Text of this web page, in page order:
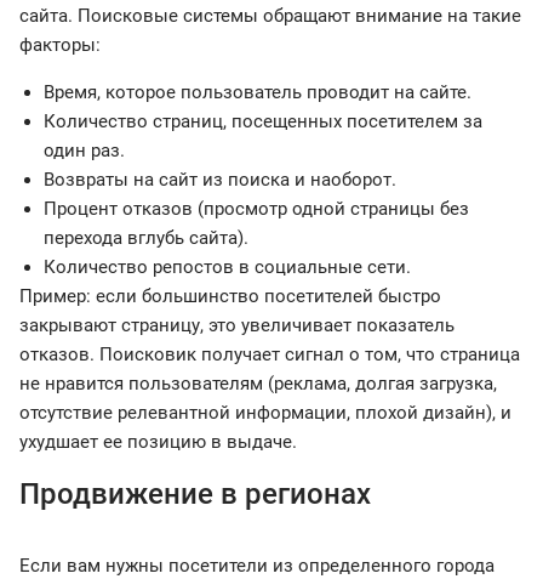
сайта. Поисковые системы обращают внимание на такие
факторы:
Время, которое пользователь проводит на сайте.
Количество страниц, посещенных посетителем за
один раз.
Возвраты на сайт из поиска и наоборот.
Процент отказов (просмотр одной страницы без
перехода вглубь сайта).
Количество репостов в социальные сети.
Пример: если большинство посетителей быстро
закрывают страницу, это увеличивает показатель
отказов. Поисковик получает сигнал о том, что страница
не нравится пользователям (реклама, долгая загрузка,
отсутствие релевантной информации, плохой дизайн), и
ухудшает ее позицию в выдаче.
Продвижение в регионах
Если вам нужны посетители из определенного города